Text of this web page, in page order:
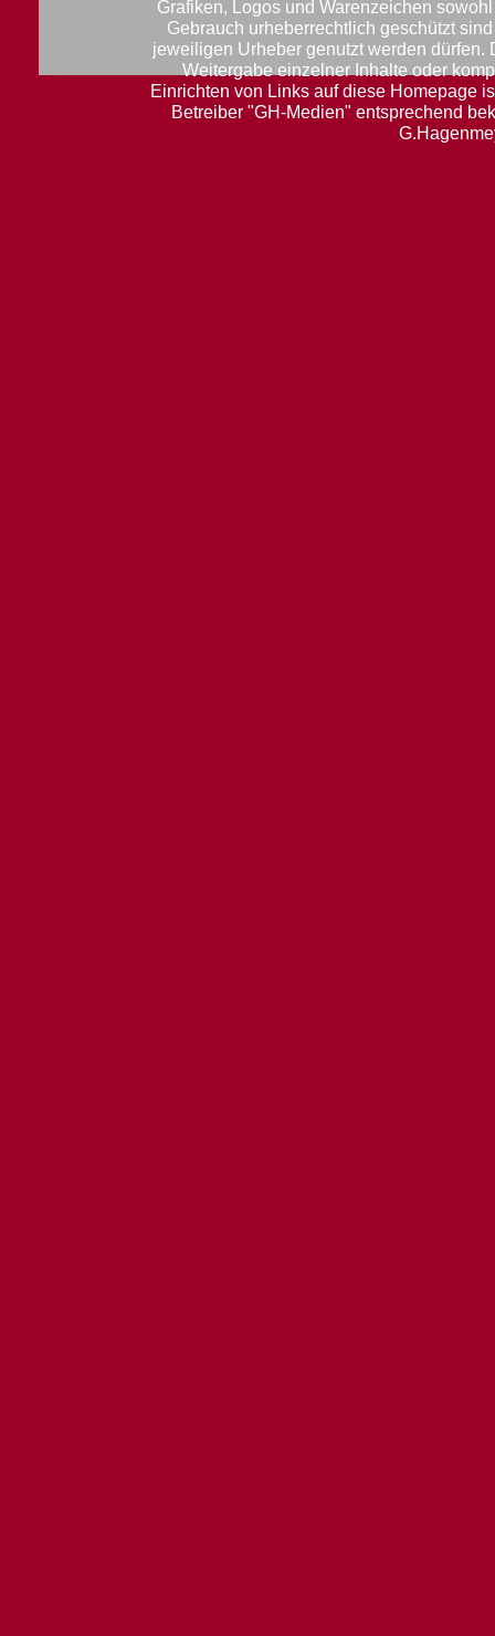
Grafiken, Logos und Warenzeichen
Gebrauch urheberrechtlich geschützt
jeweiligen Urheber genutzt werden
Weitergabe einzelner Inhalte oder
Einrichten von Links auf diese Homepage
Betreiber "GH-Medien" entsprechend